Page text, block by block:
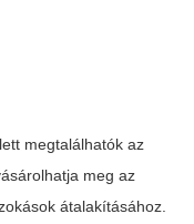
megtalálhatók az
meg az
átalakításához.